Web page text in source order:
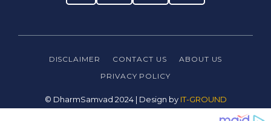
DISCLAIMER CONTACT US
ABOUT US
PRIVACY POLICY
© DharmSamvad 2024 | Design byIT-GROUND